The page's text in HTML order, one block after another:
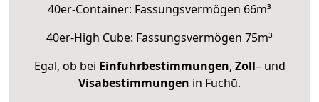
40er-Container: Fassungsvermögen 66m³
40er-High Cube: Fassungsvermögen 75m³
Egal, ob bei Einfuhrbestimmungen, Zoll– und
Visabestimmungen in Fuchū.